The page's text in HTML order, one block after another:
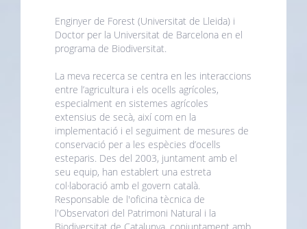
Enginyer de Forest (Universitat de Lleida) i
Doctor per la Universitat de Barcelona en el
programa de Biodiversitat.
La meva recerca se centra en les interaccions
entre l’agricultura i els ocells agrícoles,
especialment en sistemes agrícoles
extensius de secà, així com en la
implementació i el seguiment de mesures de
conservació per a les espècies d’ocells
esteparis. Des del 2003, juntament amb el
seu equip, han establert una estreta
col·laboració amb el govern català.
Responsable de l'oficina tècnica de
l'Observatori del Patrimoni Natural i la